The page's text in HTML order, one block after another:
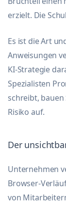
erzielt. Die
Es ist die Art
Anweisungen
KI-Strategie
Spezialisten
schreibt, bauen
Risiko auf.
Der
Unternehmen
Browser-
von